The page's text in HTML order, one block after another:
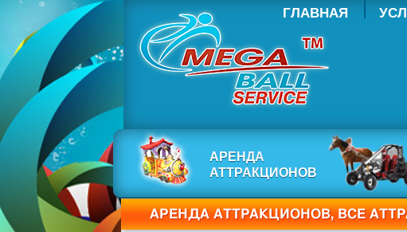
ГЛАВНАЯ
АРЕНДА
АТТРАКЦИОНОВ
АРЕНДА АТТРАКЦИОНОВ, ВСЕ